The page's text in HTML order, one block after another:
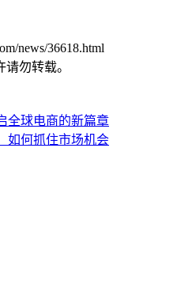
news/36618.html
勿转载。
全球电商的新篇章
如何抓住市场机会